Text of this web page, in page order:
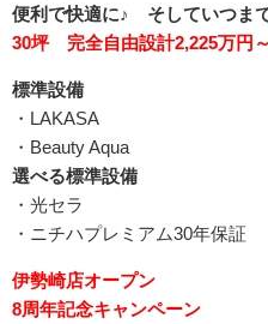
便利で快適に♪ そしていつま
30坪 完全自由設計2,225万円～
標準設備
・LAKASA
・Beauty Aqua
選べる標準設備
・光セラ
・ニチハプレミアム30年保証
伊勢崎店オープン
8周年記念キャンペーン